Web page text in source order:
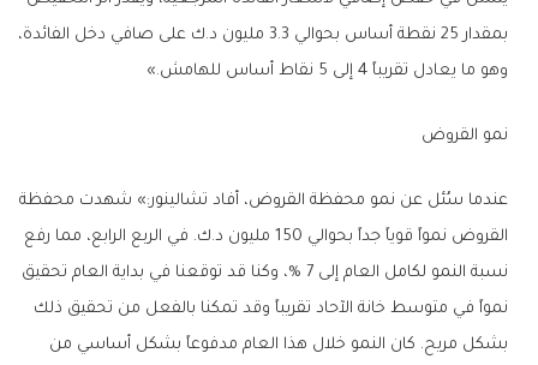
بمقدار 25 نقطة أساس بحوالي 3.3 مليون د.ك على صافي دخل الفائدة،
وهو ما يعادل تقريباً 4 إلى 5 نقاط أساس للهامش.»
نمو القروض
عندما سُئل عن نمو محفظة القروض، أفاد تشالينور:» شهدت محفظة
القروض نمواً قوياً جداً بحوالي 150 مليون د.ك. في الربع الرابع، مما رفع
نسبة النمو لكامل العام إلى 7 %، وكنا قد توقعنا في بداية العام تحقيق
نمواً في متوسط خانة الآحاد تقريباً وقد تمكنا بالفعل من تحقيق ذلك
بشكل مريح. كان النمو خلال هذا العام مدفوعاً بشكل أساسي من